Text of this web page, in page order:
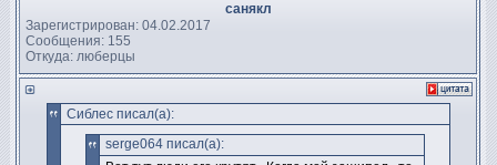
санякл
Зарегистрирован: 04.02.2017
Сообщения: 155
Откуда: люберцы
Сиблес писал(а):
serge064 писал(а):